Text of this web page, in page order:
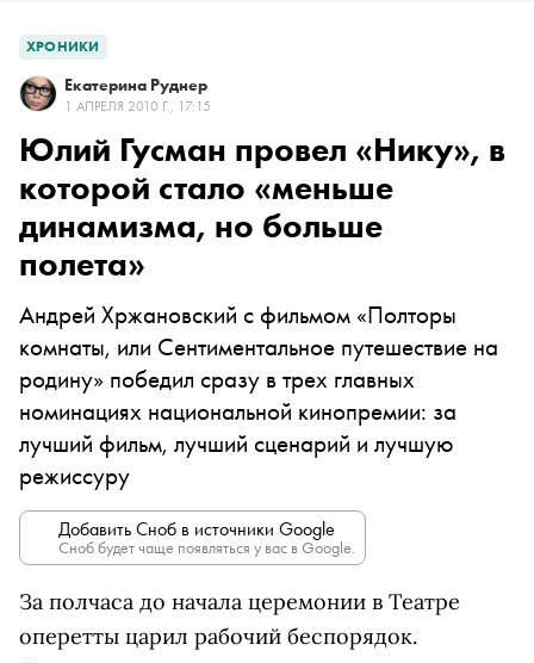
ХРОНИКИ
Екатерина Руднер
1 АПРЕЛЯ 2010 Г., 17:15
Юлий Гусман провел «Нику», в
которой стало «меньше
динамизма, но больше
полета»
Андрей Хржановский с фильмом «Полторы
комнаты, или Сентиментальное путешествие на
родину» победил сразу в трех главных
номинациях национальной кинопремии: за
лучший фильм, лучший сценарий и лучшую
режиссуру
Добавить Сноб в источники Google
Сноб будет чаще появляться у вас в Google.
За полчаса до начала церемонии в Театре
оперетты царил рабочий беспорядок.